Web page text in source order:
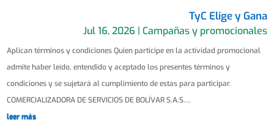
TyC Elige y Gana
Jul 16, 2026 | Campañas y promocionales
Aplican términos y condiciones Quien participe en la actividad promocional
admite haber leído, entendido y aceptado los presentes términos y
condiciones y se sujetará al cumplimiento de estas para participar.
COMERCIALIZADORA DE SERVICIOS DE BOLÍVAR S.A.S....
leer más